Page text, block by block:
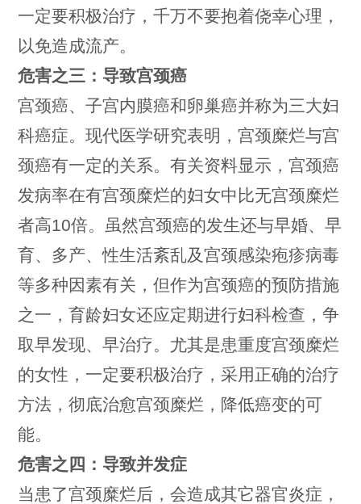
一定要积极治疗，千万不要抱着侥幸心理，
以免造成流产。
危害之三：导致宫颈癌
宫颈癌、子宫内膜癌和卵巢癌并称为三大妇
科癌症。现代医学研究表明，宫颈糜烂与宫
颈癌有一定的关系。有关资料显示，宫颈癌
发病率在有宫颈糜烂的妇女中比无宫颈糜烂
者高10倍。虽然宫颈癌的发生还与早婚、早
育、多产、性生活紊乱及宫颈感染疱疹病毒
等多种因素有关，但作为宫颈癌的预防措施
之一，育龄妇女还应定期进行妇科检查，争
取早发现、早治疗。尤其是患重度宫颈糜烂
的女性，一定要积极治疗，采用正确的治疗
方法，彻底治愈宫颈糜烂，降低癌变的可
能。
危害之四：导致并发症
当患了宫颈糜烂后，会造成其它器官炎症，